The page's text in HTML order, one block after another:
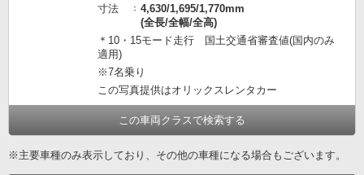
寸法
4,630/1,695/1,770mm
(全長/全幅/全高)
＊10・15モード走行 国土交通省審査値(国内のみ
適用)
※7名乗り
この写真提供はオリックスレンタカー
この車両クラスで検索する
※主要車種のみ表示しており、その他の車種になる場合もございます。